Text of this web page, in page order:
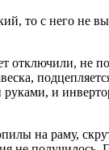
то с него не
отключили, не
и
на раму,